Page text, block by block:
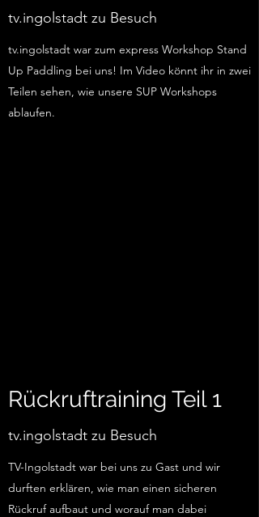
tv.ingolstadt zu Besuch
tv.ingolstadt war zum express Workshop Stand
Up Paddling bei uns! Im Video könnt ihr in zwei
Teilen sehen, wie unsere SUP Workshops
ablaufen.
Rückruftraining Teil 1
tv.ingolstadt zu Besuch
TV-Ingolstadt war bei uns zu Gast und wir
durften erklären, wie man einen sicheren
Rückruf aufbaut und worauf man dabei